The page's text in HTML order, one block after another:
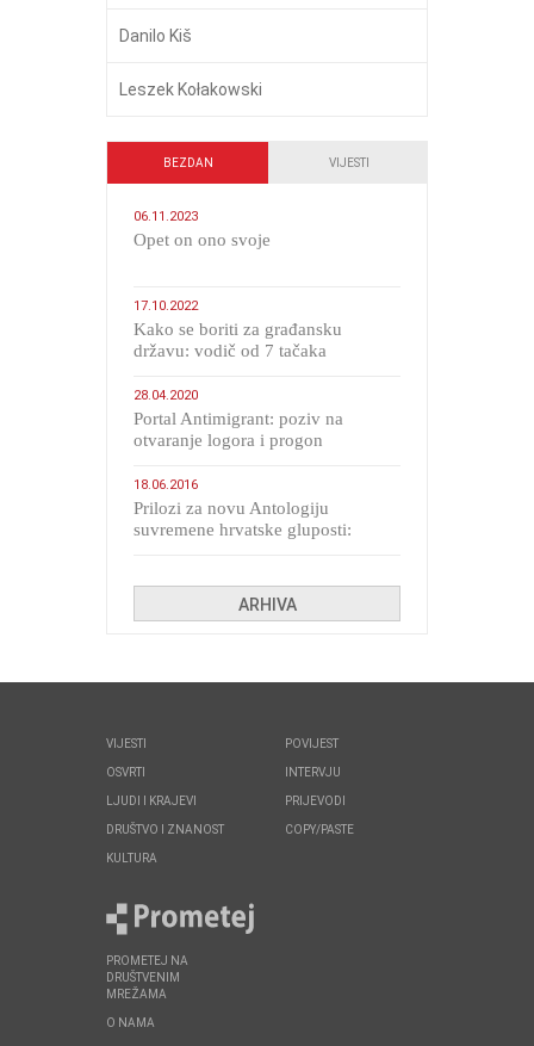
Danilo Kiš
Leszek Kołakowski
BEZDAN VIJESTI
06.11.2023
​Opet on ono svoje
17.10.2022
Kako se boriti za građansku
državu: vodič od 7 tačaka
28.04.2020
Portal Antimigrant: poziv na
otvaranje logora i progon
18.06.2016
Prilozi za novu Antologiju
suvremene hrvatske gluposti:
ARHIVA
VIJESTI
OSVRTI
LJUDI I KRAJEVI
DRUŠTVO I ZNANOST
KULTURA
POVIJEST
INTERVJU
PRIJEVODI
COPY/PASTE
PROMETEJ NA
DRUŠTVENIM
MREŽAMA
O NAMA